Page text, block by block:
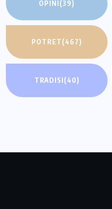
OPINI(39)
POTRET(467)
TRADISI(40)